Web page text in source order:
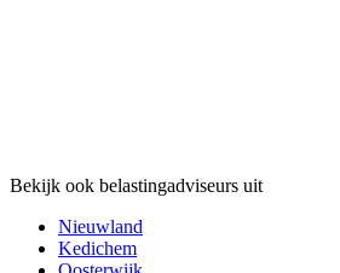
Bekijk ook belastingadviseurs uit
Nieuwland
Kedichem